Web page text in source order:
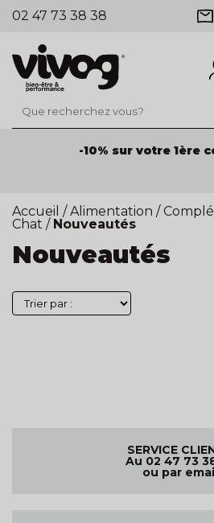
02 47 73 38 38
-10% sur votre 1ère
Accueil / Alimentation /
Chat / Nouveautés
Nouveautés
SERVICE
Au 02 47 73
ou par